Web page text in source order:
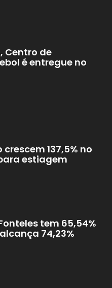
Centro de
é entregue no
137,5% no
estiagem
tem 65,54%
74,23%